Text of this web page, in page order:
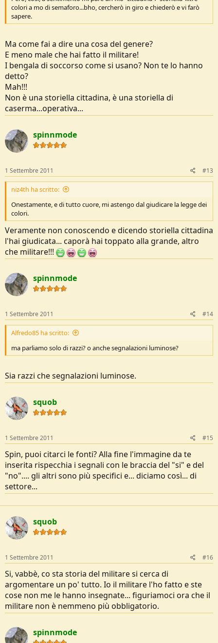
colori a mo di semaforo...bho, cercherò in giro e chiederò e vi farò
sapere.
Ma come fai a dire una cosa del genere?
E meno male che hai fatto il militare!
I bengala di soccorso come si usano? Non te lo hanno
detto?
Mah!!!
Non è una storiella cittadina, è una storiella di
caserma...operativa...
spinnmode
1 Settembre 2011 #13
niz4th ha scritto:
Onestamente, e di tutto cuore, mi astengo dal giudicare la legge dei
colori.
Veramente non conoscendo e dicendo storiella cittadina
l'hai giudicata... caporà hai toppato alla grande, altro
che militare!!!
spinnmode
1 Settembre 2011 #14
Alfredo85 ha scritto:
ma parliamo solo di razzi? o anche segnalazioni luminose?
Sia razzi che segnalazioni luminose.
squob
1 Settembre 2011 #15
Spin, puoi citarci le fonti? Alla fine l'immagine da te
inserita rispecchia i segnali con le braccia del "si" e del
"no".... gli altri sono più specifici e... diciamo così... di
settore...
squob
1 Settembre 2011 #16
Si, vabbè, co sta storia del militare si cerca di
argomentare un po' tutto. Io il militare l'ho fatto e ste
cose non me le hanno insegnate... figuriamoci ora che il
militare non è nemmeno più obbligatorio.
spinnmode